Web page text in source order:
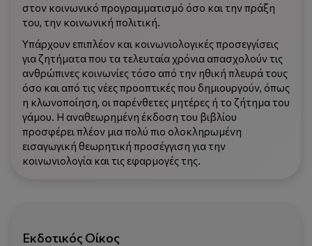
στον κοινωνικό προγραμματισμό όσο και την πράξη
του, την κοινωνική πολιτική.
Υπάρχουν επιπλέον και κοινωνιολογικές προσεγγίσεις
για ζητήματα που τα τελευταία χρόνια απασχολούν τις
ανθρώπινες κοινωνίες τόσο από την ηθική πλευρά τους
όσο και από τις νέες προοπτικές που δημιουργούν, όπως
η κλωνοποίηση, οι παρένθετες μητέρες ή το ζήτημα του
γάμου. Η αναθεωρημένη έκδοση του βιβλίου
προσφέρει πλέον μια πολύ πιο ολοκληρωμένη
εισαγωγική θεωρητική προσέγγιση για την
κοινωνιολογία και τις εφαρμογές της.
Εκδοτικός Οίκος